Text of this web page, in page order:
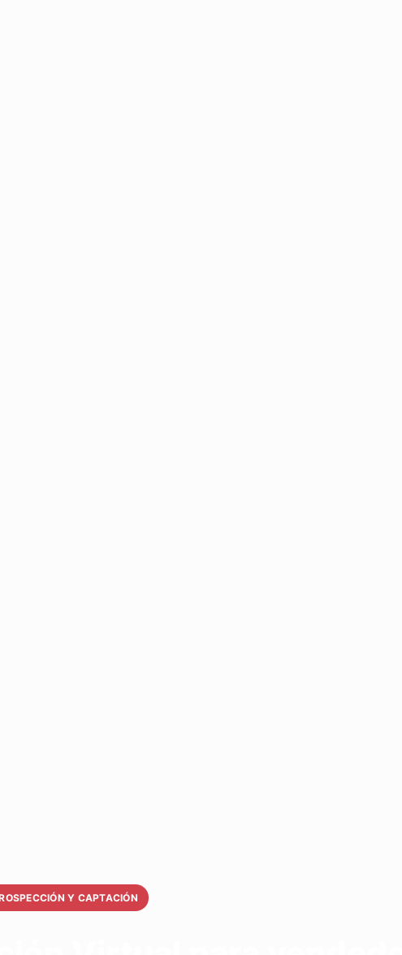
Y CAPTACIÓN